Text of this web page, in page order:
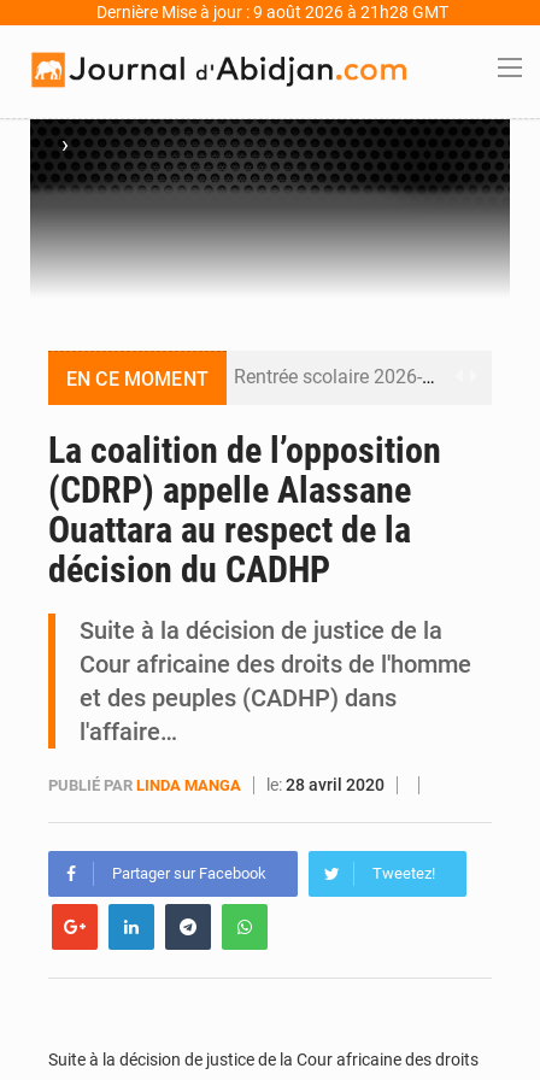
Dernière Mise à jour : 9 août 2026 à 21h28 GMT
›
EN CE MOMENT Rentrée scolaire 2026-2027 en Côte d’Ivoire : la date du 14 septembre maintenue
La coalition de l’opposition
(CDRP) appelle Alassane
Ouattara au respect de la
décision du CADHP
Suite à la décision de justice de la
Cour africaine des droits de l'homme
et des peuples (CADHP) dans
l'affaire…
PUBLIÉ PAR LINDA MANGA le:28 avril 2020
Partager sur Facebook Tweetez!
Suite à la décision de justice de la Cour africaine des droits